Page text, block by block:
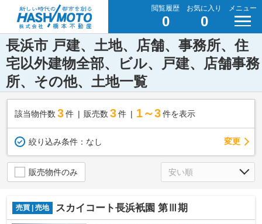
閲覧履歴
0
お気に入り
0
メニュー
長浜市 戸建、土地、店舗、事務所、住
宅以外建物全部、ビル、戸建、店舗事務
所、その他、土地一覧
該当物件数 3件 販売数 3 件 1～3 件を表示
絞り込み条件： なし 変更
販売物件のみ
売買 | 売地 スカイコート長浜衹園 第Ⅲ期